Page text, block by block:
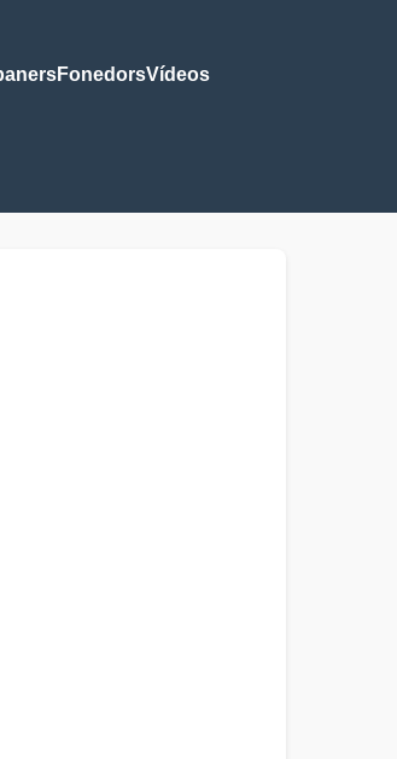
FonedorsVídeos